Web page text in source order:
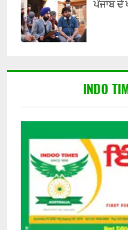
ਪੰਜਾਬ ਦੇ
INDO